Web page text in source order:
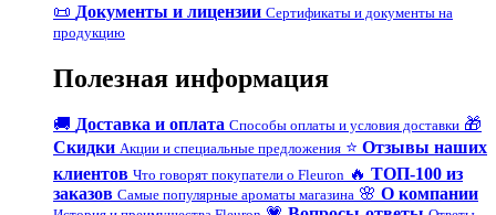
📜 Документы и лицензии Сертификаты и документы на
продукцию
Полезная информация
🚚 Доставка и оплата Способы оплаты и условия доставки 🎁
Скидки Акции и специальные предложения ⭐ Отзывы наших
клиентов Что говорят покупатели о Fleuron 🔥 ТОП-100 из
заказов Самые популярные ароматы магазина 🌸 О компании